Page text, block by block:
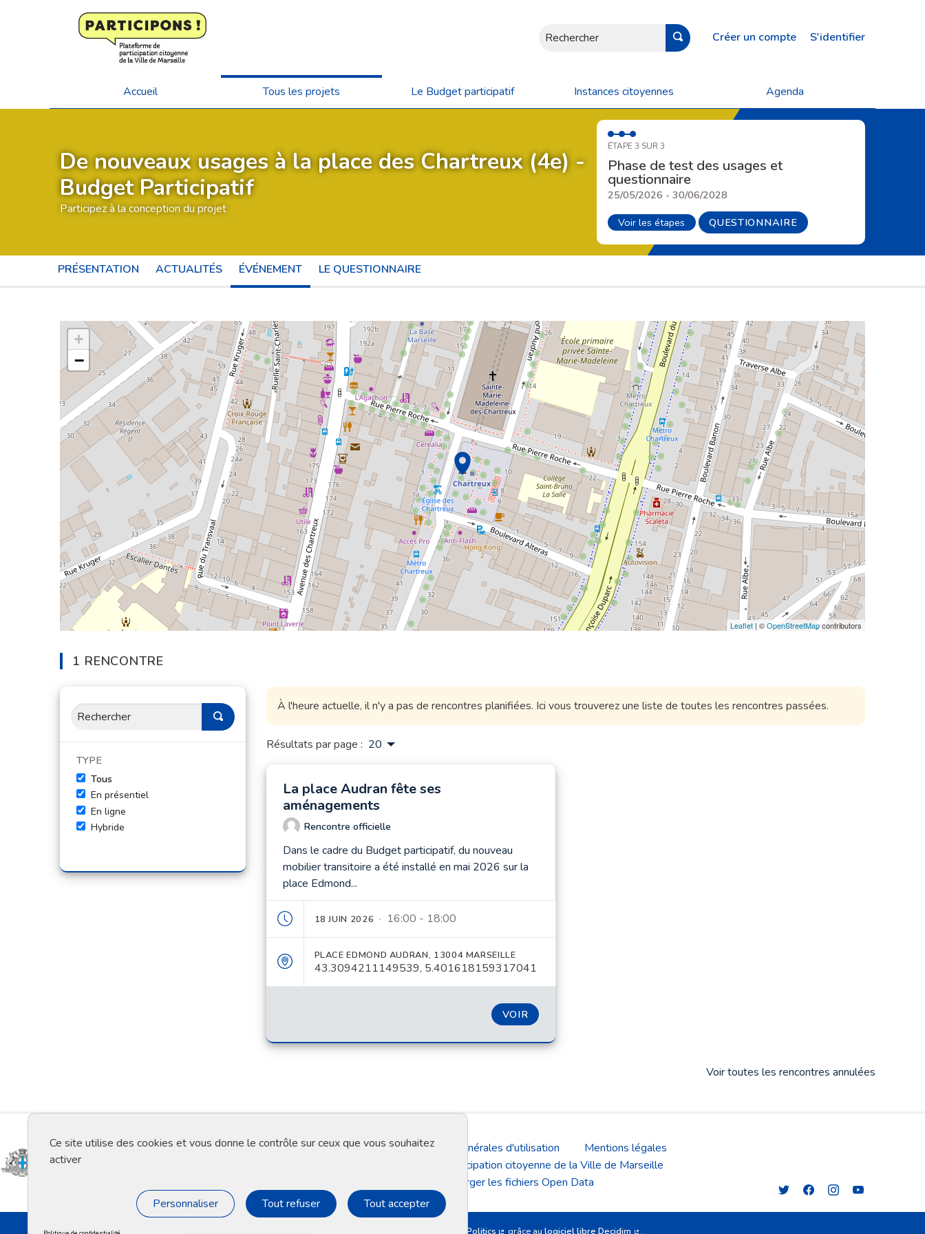
Rechercher Créer un compte S'identifier
Accueil Tous les projets Le Budget participatif Instances citoyennes Agenda
De nouveaux usages à la place des Chartreux (4e) -
Budget Participatif
Participez à la conception du projet
ÉTAPE 3 SUR 3
Phase de test des usages et
questionnaire
25/05/2026 - 30/06/2028
Voir les étapes
QUESTIONNAIRE
PRÉSENTATION ACTUALITÉS ÉVÉNEMENT LE QUESTIONNAIRE
L'élément suivant est une carte qui présente les éléments de cette page comme des points de carte. L'élément peut être utilisé avec un lecteur d'écran, mais il peut être difficile à
+
−
Leaflet | ©OpenStreetMapcontributors
1 RENCONTRE
TYPE
Tous
En présentiel
En ligne
Hybride
À l'heure actuelle, il n'y a pas de rencontres planifiées. Ici vous trouverez une liste de toutes les rencontres passées.
Résultats par page : 20
La place Audran fête ses
aménagements
Rencontre officielle
Dans le cadre du Budget participatif, du nouveau
mobilier transitoire a été installé en mai 2026 sur la
place Edmond...
18 JUIN 2026 · 16:00 - 18:00
PLACE EDMOND AUDRAN, 13004 MARSEILLE
43.3094211149539, 5.401618159317041
VOIR
Voir toutes les rencontres annulées
Aide Conditions générales d'utilisation
Mentions légales
La plateforme de participation citoyenne de la Ville de Marseille
Télécharger les fichiers Open Data
Plateforme de participation
Plateforme de
Plateforme de
Plateforme de
Open Source Politics grâce aulogiciel libre Decidim .
Ce site utilise des cookies et vous donne le contrôle sur ceux que vous souhaitez
activer
Tout accepter
Tout refuser
Personnaliser